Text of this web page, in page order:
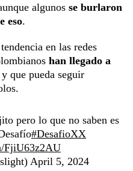
algunos se burlaron
eso.
en las redes
han llegado a
y que pueda seguir
pero lo que no saben es
#DesafioXX
FjiU63z2AU
April 5, 2024